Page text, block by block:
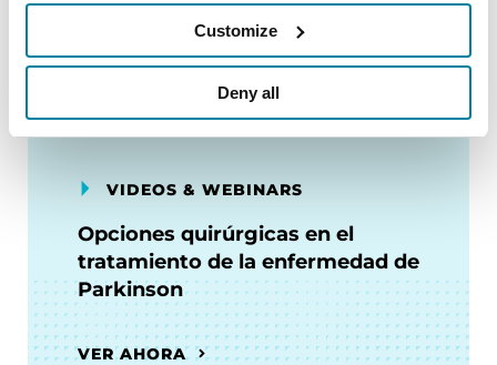
Customize
Deny all
VER AHORA
VIDEOS & WEBINARS
Opciones quirúrgicas en el
tratamiento de la enfermedad de
Parkinson
VER AHORA